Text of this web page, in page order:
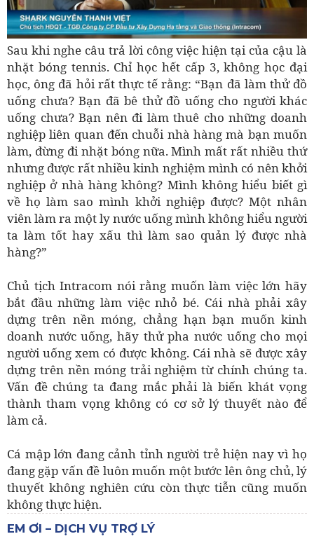
Sau khi nghe câu trả lời công việc hiện tại của cậu là
nhặt bóng tennis. Chỉ học hết cấp 3, không học đại
học, ông đã hỏi rất thực tế rằng: “Bạn đã làm thử đồ
uống chưa? Bạn đã bê thử đồ uống cho người khác
uống chưa? Bạn nên đi làm thuê cho những doanh
nghiệp liên quan đến chuỗi nhà hàng mà bạn muốn
làm, đừng đi nhặt bóng nữa. Mình mất rất nhiều thứ
nhưng được rất nhiều kinh nghiệm mình có nên khởi
nghiệp ở nhà hàng không? Mình không hiểu biết gì
về họ làm sao mình khởi nghiệp được? Một nhân
viên làm ra một ly nước uống mình không hiểu người
ta làm tốt hay xấu thì làm sao quản lý được nhà
hàng?”
Chủ tịch Intracom nói rằng muốn làm việc lớn hãy
bắt đầu những làm việc nhỏ bé. Cái nhà phải xây
dựng trên nền móng, chẳng hạn bạn muốn kinh
doanh nước uống, hãy thử pha nước uống cho mọi
người uống xem có được không. Cái nhà sẽ được xây
dựng trên nền móng trải nghiệm từ chính chúng ta.
Vấn đề chúng ta đang mắc phải là biến khát vọng
thành tham vọng không có cơ sở lý thuyết nào để
làm cả.
Cá mập lớn đang cảnh tỉnh người trẻ hiện nay vì họ
đang gặp vấn đề luôn muốn một bước lên ông chủ, lý
thuyết không nghiên cứu còn thực tiễn cũng muốn
không thực hiện.
EM ƠI – DỊCH VỤ TRỢ LÝ